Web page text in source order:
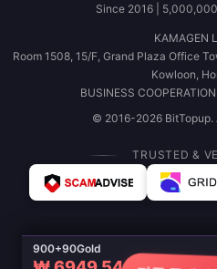
900+90Gold
Since 2016 |
KAMAGEN
Room 1508, 15/F, Grand Plaza Office
Kowloon,
BUSINESS
© 2016-2026 BitTopup.
TRUSTED &